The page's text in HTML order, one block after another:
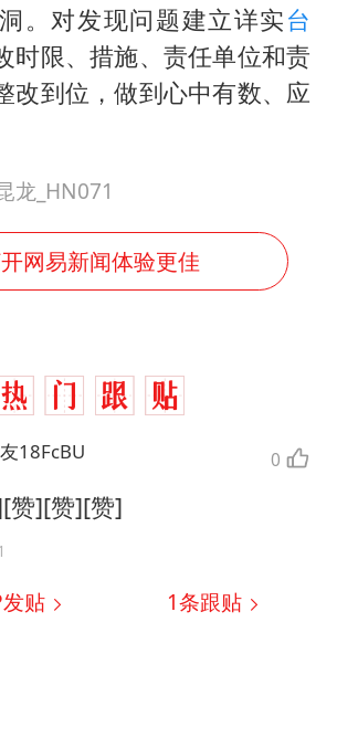
。对发现问题建立详实台
时限、措施、责任单位和责
改到位，做到心中有数、应
龙_HN071
网易新闻体验更佳
18FcBU 0
赞][赞][赞]
贴 1条跟贴